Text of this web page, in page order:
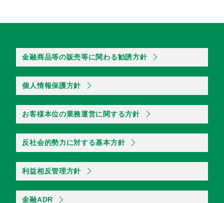
金融商品等の販売等に関わる勧誘方針
個人情報保護方針
お客様本位の業務運営に関する方針
反社会的勢力に対する基本方針
利益相反管理方針
金融ADR